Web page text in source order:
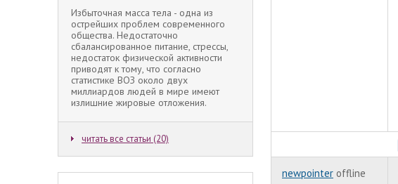
Избыточная масса тела - одна из
острейших проблем современного
общества. Недостаточно
сбалансированное питание, стрессы,
недостаток физической активности
приводят к тому, что согласно
статистике ВОЗ около двух
миллиардов людей в мире имеют
излишние жировые отложения.
читать все статьи (20)
newpointer offline